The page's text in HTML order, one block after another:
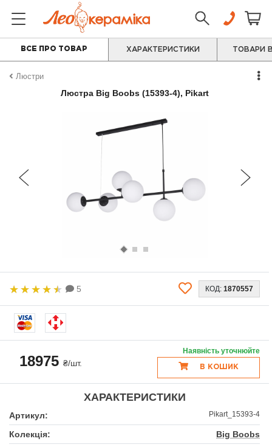
ВСЕ ПРО ТОВАР ХАРАКТЕРИСТИКИ ТОВАРИ В
Люстри
Люстра Big Boobs (15393-4), Pikart
5 КОД: 1870557
18975₴/шт.
Наявність уточнюйте
В КОШИК
ХАРАКТЕРИСТИКИ
Артикул: Pikart_15393-4
Колекція:
Big Boobs